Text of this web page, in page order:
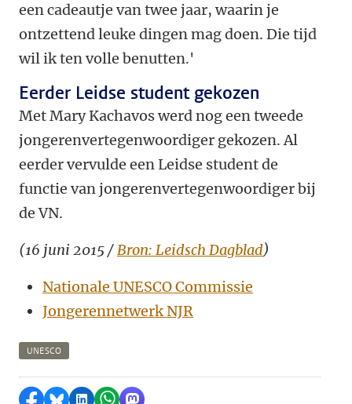
een cadeautje van twee jaar, waarin je
ontzettend leuke dingen mag doen. Die tijd
wil ik ten volle benutten.'
Eerder Leidse student gekozen
Met Mary Kachavos werd nog een tweede
jongerenvertegenwoordiger gekozen. Al
eerder vervulde een Leidse student de
functie van jongerenvertegenwoordiger bij
de VN.
(16 juni 2015 /Bron: Leidsch Dagblad)
Nationale UNESCO Commissie
Jongerennetwerk NJR
UNESCO
Delen op Facebook
Delen via Bluesky
Delen op LinkedIn
Delen via WhatsApp
Delen via Mastodon